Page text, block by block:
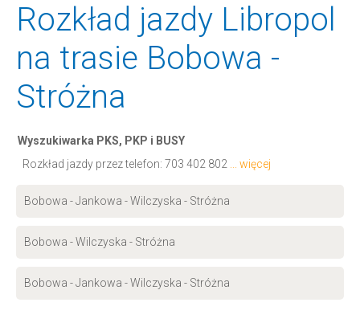
Rozkład jazdy Libropol
na trasie Bobowa -
Stróżna
Wyszukiwarka PKS, PKP i BUSY
Rozkład jazdy przez telefon: 703 402 802 ... więcej
Bobowa - Jankowa - Wilczyska - Stróżna
Bobowa - Wilczyska - Stróżna
Bobowa - Jankowa - Wilczyska - Stróżna